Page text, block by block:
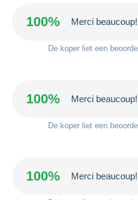
100% Merci beaucoup!
De koper liet een
100% Merci beaucoup!
De koper liet een
100% Merci beaucoup!